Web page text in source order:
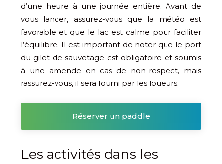
d’une heure à une journée entière. Avant de
vous lancer, assurez-vous que la météo est
favorable et que le lac est calme pour faciliter
l’équilibre. Il est important de noter que le port
du gilet de sauvetage est obligatoire et soumis
à une amende en cas de non-respect, mais
rassurez-vous, il sera fourni par les loueurs.
Réserver un paddle
Les activités dans les